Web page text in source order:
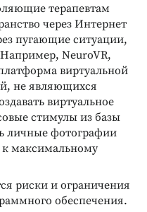
терапевтам
через Интернет
пугающие ситуации,
NeuroVR,
виртуальной
не являющихся
виртуальное
стимулы из базы
личные фотографии
максимальному
риски и ограничения
обеспечения.